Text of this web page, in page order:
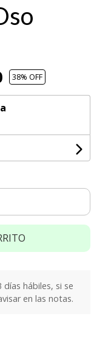
38% OFF
hábiles, si se
en las notas.